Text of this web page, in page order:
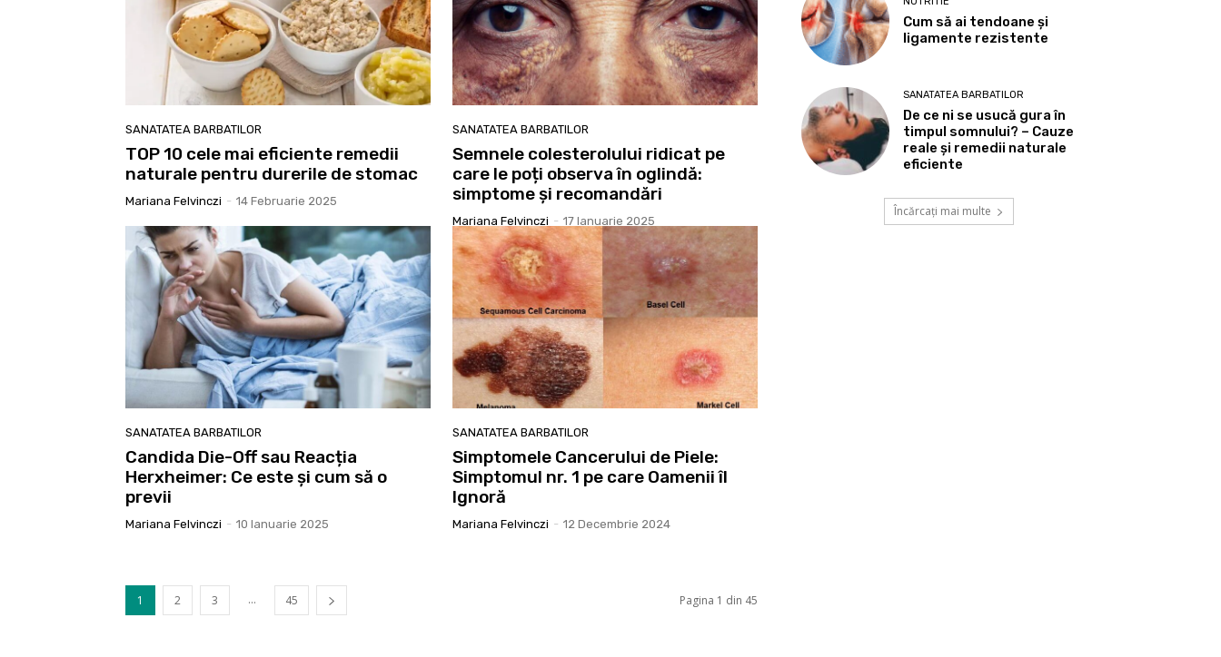
SANATATEA BARBATILOR
TOP 10 cele mai eficiente remedii
naturale pentru durerile de stomac
Mariana Felvinczi - 14 Februarie 2025
SANATATEA BARBATILOR
Semnele colesterolului ridicat pe
care le poți observa în oglindă:
simptome și recomandări
Mariana Felvinczi - 17 Ianuarie 2025
SANATATEA BARBATILOR
Candida Die-Off sau Reacția
Herxheimer: Ce este și cum să o
previi
Mariana Felvinczi - 10 Ianuarie 2025
SANATATEA BARBATILOR
Simptomele Cancerului de Piele:
Simptomul nr. 1 pe care Oamenii îl
Ignoră
Mariana Felvinczi - 12 Decembrie 2024
1 2 3 ... 45 Pagina 1 din 45
Cum să ai tendoane şi
ligamente rezistente
SANATATEA BARBATILOR
De ce ni se usucă gura în
timpul somnului? – Cauze
reale și remedii naturale
eficiente
Încărcați mai multe